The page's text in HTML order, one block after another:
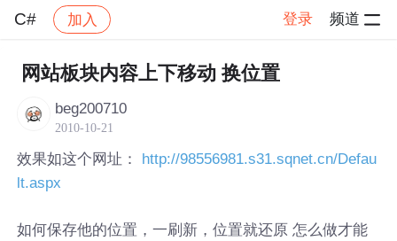
C# 加入 登录 频道
社区 C# 帖子详情
网站板块内容上下移动 换位置
beg200710
2010-10-21
效果如这个网址： http://98556981.s31.sqnet.cn/Defau
lt.aspx
如何保存他的位置，一刷新，位置就还原 怎么做才能